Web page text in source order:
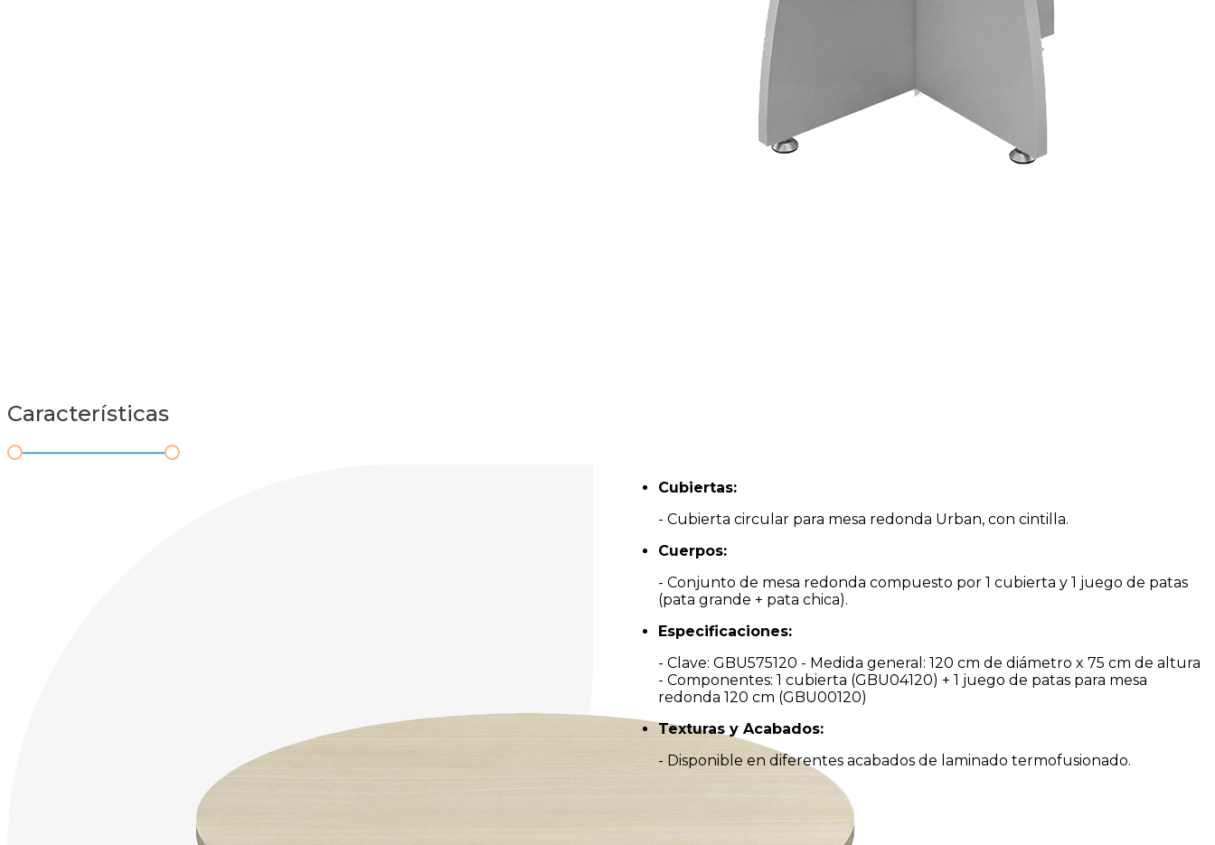
Características
Cubiertas:
- Cubierta circular para mesa redonda Urban, con cintilla.
Cuerpos:
- Conjunto de mesa redonda compuesto por 1 cubierta y 1 juego de patas
(pata grande + pata chica).
Especificaciones:
- Clave: GBU575120 - Medida general: 120 cm de diámetro x 75 cm de altura
- Componentes: 1 cubierta (GBU04120) + 1 juego de patas para mesa
redonda 120 cm (GBU00120)
Texturas y Acabados:
- Disponible en diferentes acabados de laminado termofusionado.